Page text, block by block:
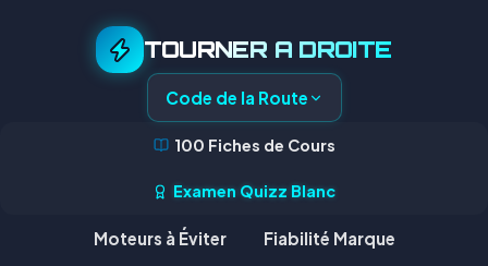
TOURNER A DROITE
Code de la Route
100 Fiches de Cours
Examen Quizz Blanc
Moteurs à Éviter Fiabilité Marque